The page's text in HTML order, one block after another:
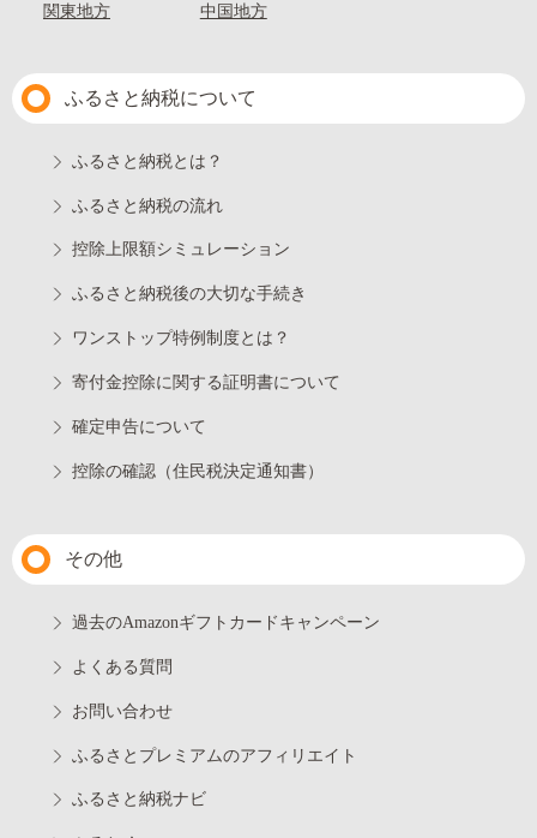
関東地方 中国地方
ふるさと納税について
ふるさと納税とは？
ふるさと納税の流れ
控除上限額シミュレーション
ふるさと納税後の大切な手続き
ワンストップ特例制度とは？
寄付金控除に関する証明書について
確定申告について
控除の確認（住民税決定通知書）
その他
過去のAmazonギフトカードキャンペーン
よくある質問
お問い合わせ
ふるさとプレミアムのアフィリエイト
ふるさと納税ナビ